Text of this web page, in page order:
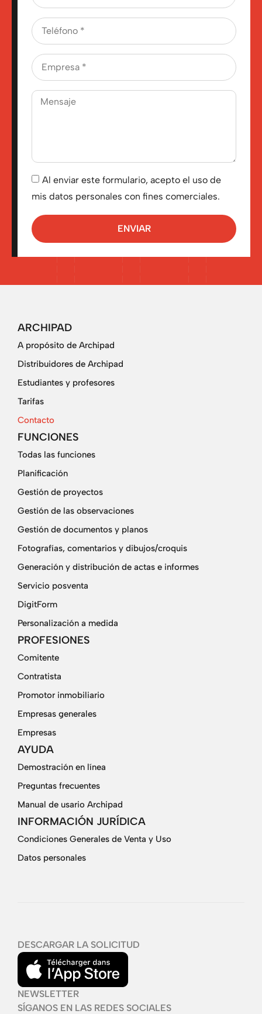
Al enviar este formulario, acepto el uso de
mis datos personales con fines comerciales.
ENVIAR
ARCHIPAD
A propósito de Archipad
Distribuidores de Archipad
Estudiantes y profesores
Tarifas
Contacto
FUNCIONES
Todas las funciones
Planificación
Gestión de proyectos
Gestión de las observaciones
Gestión de documentos y planos
Fotografías, comentarios y dibujos/croquis
Generación y distribución de actas e informes
Servicio posventa
DigitForm
Personalización a medida
PROFESIONES
Comitente
Contratista
Promotor inmobiliario
Empresas generales
Empresas
AYUDA
Demostración en línea
Preguntas frecuentes
Manual de usario Archipad
INFORMACIÓN JURÍDICA
Condiciones Generales de Venta y Uso
Datos personales
DESCARGAR LA SOLICITUD
NEWSLETTER
SÍGANOS EN LAS REDES SOCIALES